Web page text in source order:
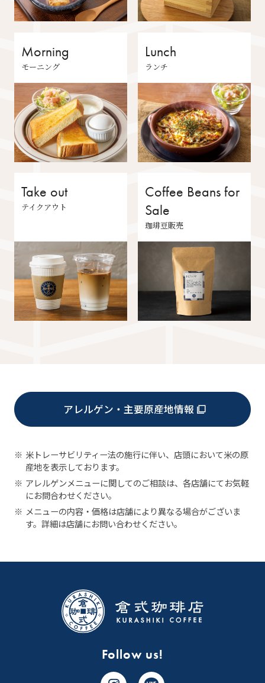
Morning
モーニング
Lunch
ランチ
Take out
テイクアウト
Coffee Beans for
Sale
珈琲豆販売
アレルゲン・主要原産地情報
※ 米トレーサビリティー法の施行に伴い、店頭において米の原
産地を表示しております。
※ アレルゲンメニューに関してのご相談は、各店舗にてお気軽
にお問合わせください。
※ メニューの内容・価格は店舗により異なる場合がございま
す。詳細は店舗にお問い合わせください。
Follow us!